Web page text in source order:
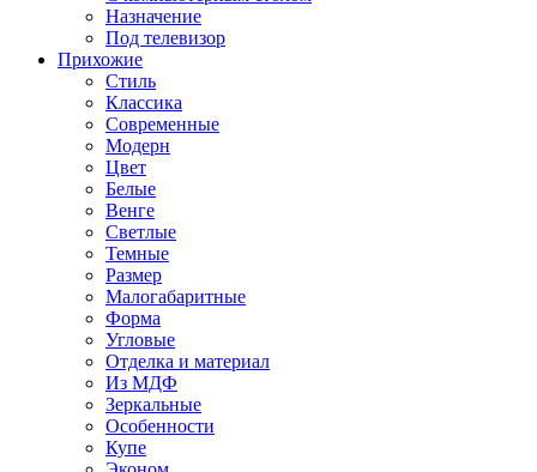
Назначение
Под телевизор
Прихожие
Стиль
Классика
Современные
Модерн
Цвет
Белые
Венге
Светлые
Темные
Размер
Малогабаритные
Форма
Угловые
Отделка и материал
Из МДФ
Зеркальные
Особенности
Купе